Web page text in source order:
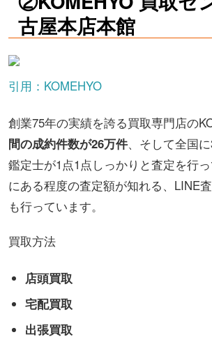
古屋本店本館
引用：KOMEHYO
創業75年の実績を誇る買取専門店の
間の成約件数が26万件、そして全国
鑑定士が1点1点しっかりと査定を行
にある程度の査定額が知れる、LINE
も行っています。
買取方法
店頭買取
宅配買取
出張買取